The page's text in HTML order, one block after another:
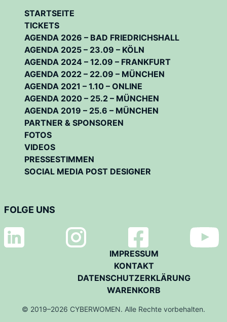
STARTSEITE
TICKETS
AGENDA 2026 – BAD FRIEDRICHSHALL
AGENDA 2025 – 23.09 – KÖLN
AGENDA 2024 – 12.09 – FRANKFURT
AGENDA 2022 – 22.09 – MÜNCHEN
AGENDA 2021 – 1.10 – ONLINE
AGENDA 2020 – 25.2 – MÜNCHEN
AGENDA 2019 – 25.6 – MÜNCHEN
PARTNER & SPONSOREN
FOTOS
VIDEOS
PRESSESTIMMEN
SOCIAL MEDIA POST DESIGNER
FOLGE UNS
IMPRESSUM
KONTAKT
DATENSCHUTZERKLÄRUNG
WARENKORB
© 2019–2026 CYBERWOMEN. Alle Rechte vorbehalten.